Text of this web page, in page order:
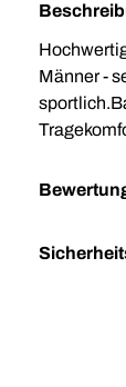
Männer -